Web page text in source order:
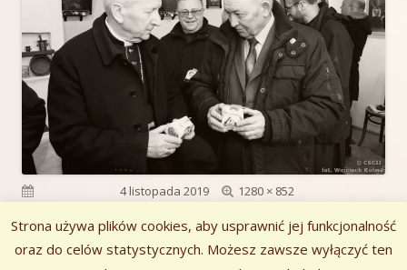
Opublikowano4 listopada 2019
Pełny
rozmiar
1280 × 852
Poprzedni obrazek Następny obrazek
Strona używa plików cookies, aby usprawnić jej funkcjonalność
oraz do celów statystycznych. Możesz zawsze wyłączyć ten